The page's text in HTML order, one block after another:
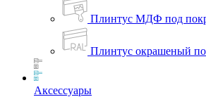
Плинтус МДФ под
Плинтус окрашеный
Аксессуары